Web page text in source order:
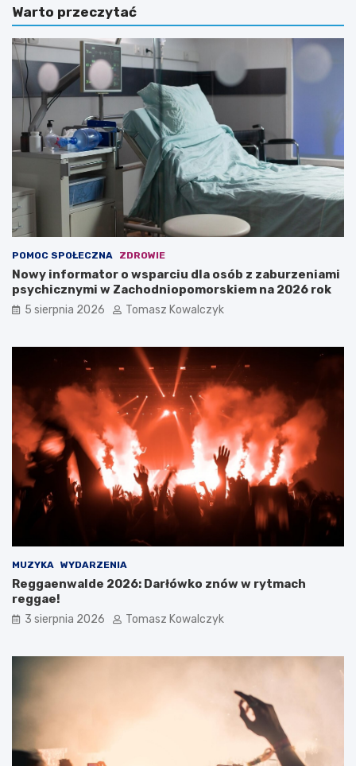
Warto przeczytać
POMOC SPOŁECZNA ZDROWIE
Nowy informator o wsparciu dla osób z zaburzeniami
psychicznymi w Zachodniopomorskiem na 2026 rok
5 sierpnia 2026 Tomasz Kowalczyk
MUZYKA WYDARZENIA
Reggaenwalde 2026: Darłówko znów w rytmach
reggae!
3 sierpnia 2026 Tomasz Kowalczyk